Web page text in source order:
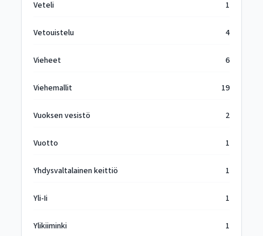
Veteli 1
Vetouistelu 4
Vieheet 6
Viehemallit 19
Vuoksen vesistö 2
Vuotto 1
Yhdysvaltalainen keittiö 1
Yli-Ii 1
Ylikiiminki 1